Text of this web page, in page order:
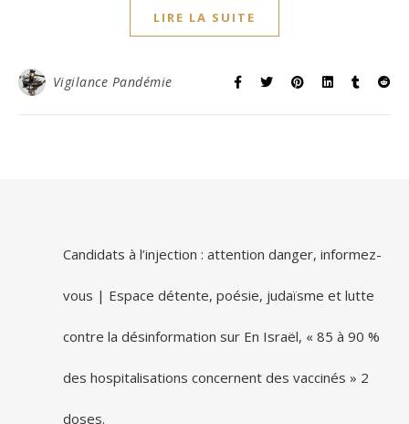
LIRE LA SUITE
Vigilance Pandémie
Candidats à l’injection : attention danger, informez-
vous | Espace détente, poésie, judaïsme et lutte
contre la désinformation sur En Israël, « 85 à 90 %
des hospitalisations concernent des vaccinés » 2
doses.